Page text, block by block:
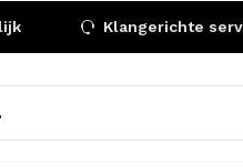
Klangerichte